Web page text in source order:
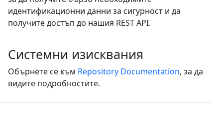
идентификационни данни за сигурност и да
получите достъп до нашия REST API.
Системни изисквания
Обърнете се към Repository Documentation, за да
видите подробностите.